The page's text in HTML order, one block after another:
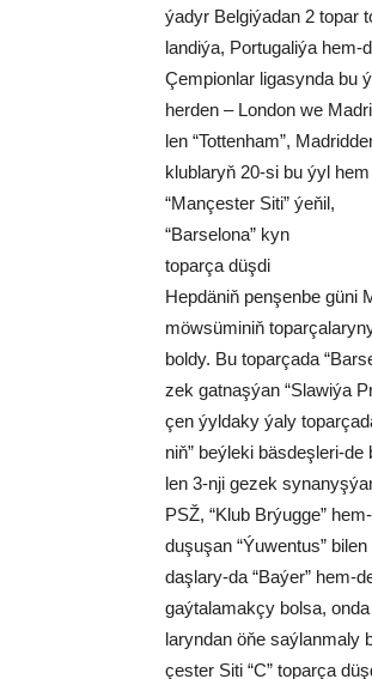
ýa­dyr Bel­gi­ýa­dan 2 to­par
lan­di­ýa­, Por­tu­ga­li­ýa hem-
Çem­pi­on­lar li­ga­syn­da bu
her­den – Lon­don we
len “Tot­ten­ham”,
klub­la­ryň 20-si bu ýyl
“Mançester Si­ti” ýe­ňil,
“Bar­se­lo­na” kyn
to­par­ça düş­di
Hep­dä­niň pen­şen­be gü­ni
möw­sü­mi­niň
bol­dy. Bu to­par­ça­da
zek gat­naş­ýan “Sla­wi­ýa
çen ýyl­daky ýa­ly
niň” beý­le­ki bäs­deş­le­ri-
len 3-nji ge­zek
PSŽ, “Klub Brýug­ge”
du­şu­şan “Ýu­wen­tus”
daş­la­ry-da “Ba­ýer” hem-
gaý­ta­la­mak­çy bol­sa, on­da
la­ryn­dan öňe saý­lan­ma­ly
çes­ter Si­ti “C” to­par­ça